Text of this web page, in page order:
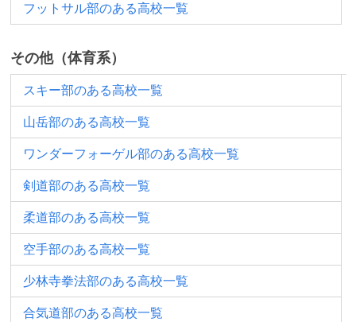
フットサル部のある高校一覧
その他（体育系）
スキー部のある高校一覧
山岳部のある高校一覧
ワンダーフォーゲル部のある高校一覧
剣道部のある高校一覧
柔道部のある高校一覧
空手部のある高校一覧
少林寺拳法部のある高校一覧
合気道部のある高校一覧